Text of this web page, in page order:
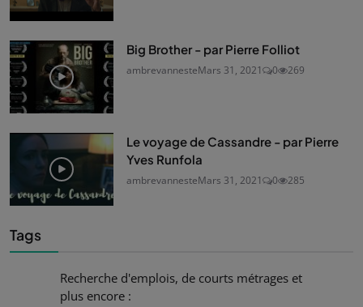
Big Brother - par Pierre Folliot
ambrevannesteMars 31, 2021 0 269
Le voyage de Cassandre - par Pierre
Yves Runfola
ambrevannesteMars 31, 2021 0 285
Tags
Recherche d'emplois, de courts métrages et
plus encore :